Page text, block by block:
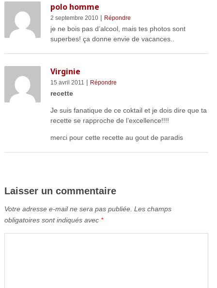
polo homme
2 septembre 2010| Répondre
je ne bois pas d’alcool, mais tes photos sont
superbes! ça donne envie de vacances..
Virginie
15 avril 2011 | Répondre
recette
Je suis fanatique de ce coktail et je dois dire que ta
recette se rapproche de l’excellence!!!!
merci pour cette recette au gout de paradis
Laisser un commentaire
Votre adresse e-mail ne sera pas publiée. Les champs
obligatoires sont indiqués avec *